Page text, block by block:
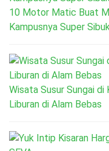
10 Motor Matic Buat
Kampusnya Super Sibuk
Wisata Susur Sungai
Liburan di Alam Bebas